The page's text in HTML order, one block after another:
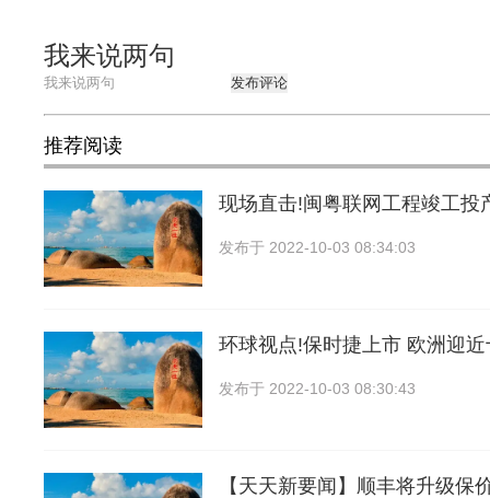
我来说两句
发布评论
推荐阅读
现场直击!闽粤联网工程竣工投
发布于 2022-10-03 08:34:03
环球视点!保时捷上市 欧洲迎
发布于 2022-10-03 08:30:43
【天天新要闻】顺丰将升级保